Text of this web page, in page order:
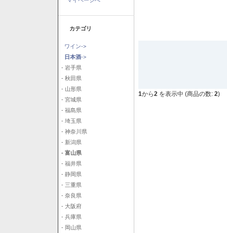
カテゴリ
ワイン->
日本酒->
- 岩手県
- 秋田県
- 山形県
- 宮城県
- 福島県
- 埼玉県
- 神奈川県
- 新潟県
- 富山県
- 福井県
- 静岡県
- 三重県
- 奈良県
- 大阪府
- 兵庫県
- 岡山県
1から2 を表示中 (商品の数: 2)